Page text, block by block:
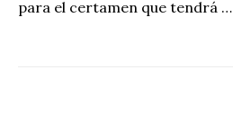
para el certamen que tendrá …